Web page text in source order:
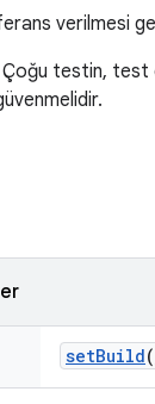
verilmesi
testin, test
setBuild(